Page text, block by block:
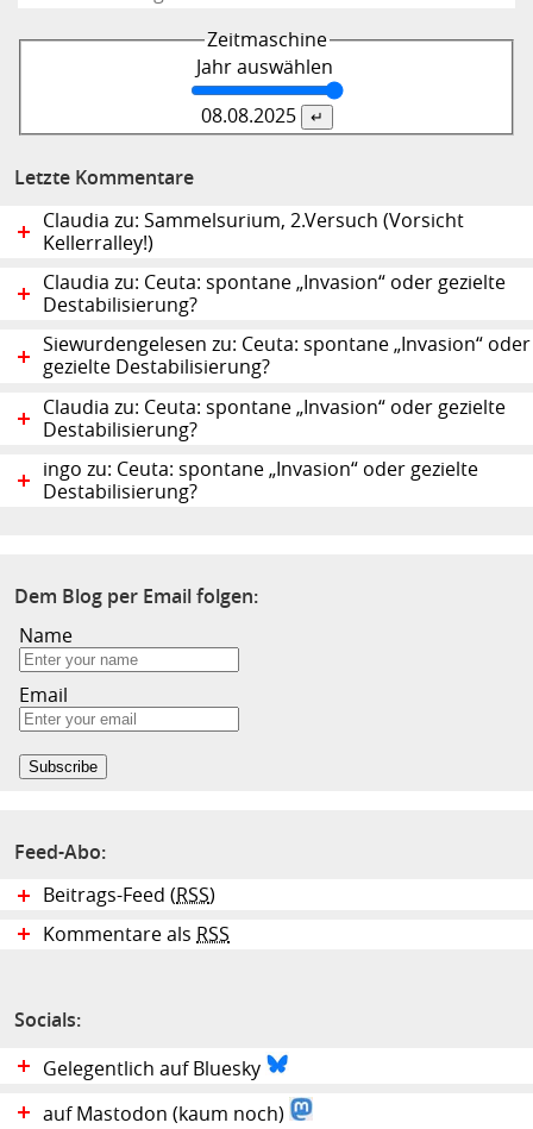
Zeitmaschine
Jahr auswählen
08.08.2025
Letzte Kommentare
Claudia zu: Sammelsurium, 2.Versuch (Vorsicht
Kellerralley!)
Claudia zu: Ceuta: spontane „Invasion“ oder gezielte
Destabilisierung?
Siewurdengelesen zu: Ceuta: spontane „Invasion“ oder
gezielte Destabilisierung?
Claudia zu: Ceuta: spontane „Invasion“ oder gezielte
Destabilisierung?
ingo zu: Ceuta: spontane „Invasion“ oder gezielte
Destabilisierung?
Dem Blog per Email folgen:
Name
Email
Feed-Abo:
Beitrags-Feed (RSS)
Kommentare als RSS
Socials:
Gelegentlich auf Bluesky
auf Mastodon (kaum noch)